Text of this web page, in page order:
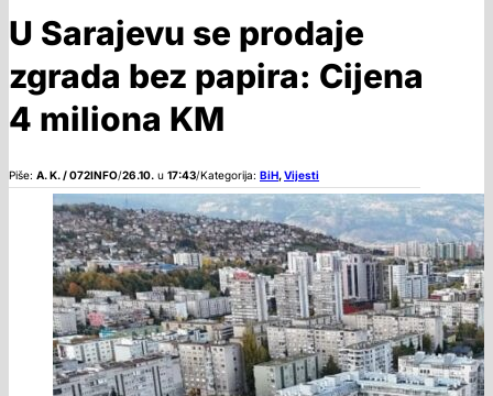
U Sarajevu se prodaje
zgrada bez papira: Cijena
4 miliona KM
Piše: A. K. / 072INFO/26.10. u 17:43/Kategorija: BiH,Vijesti